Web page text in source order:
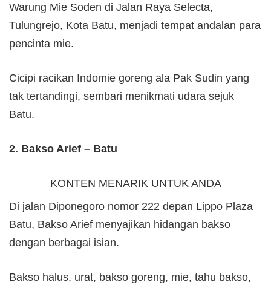
Warung Mie Soden di Jalan Raya Selecta,
Tulungrejo, Kota Batu, menjadi tempat andalan para
pencinta mie.
Cicipi racikan Indomie goreng ala Pak Sudin yang
tak tertandingi, sembari menikmati udara sejuk
Batu.
2. Bakso Arief – Batu
KONTEN MENARIK UNTUK ANDA
Di jalan Diponegoro nomor 222 depan Lippo Plaza
Batu, Bakso Arief menyajikan hidangan bakso
dengan berbagai isian.
Bakso halus, urat, bakso goreng, mie, tahu bakso,